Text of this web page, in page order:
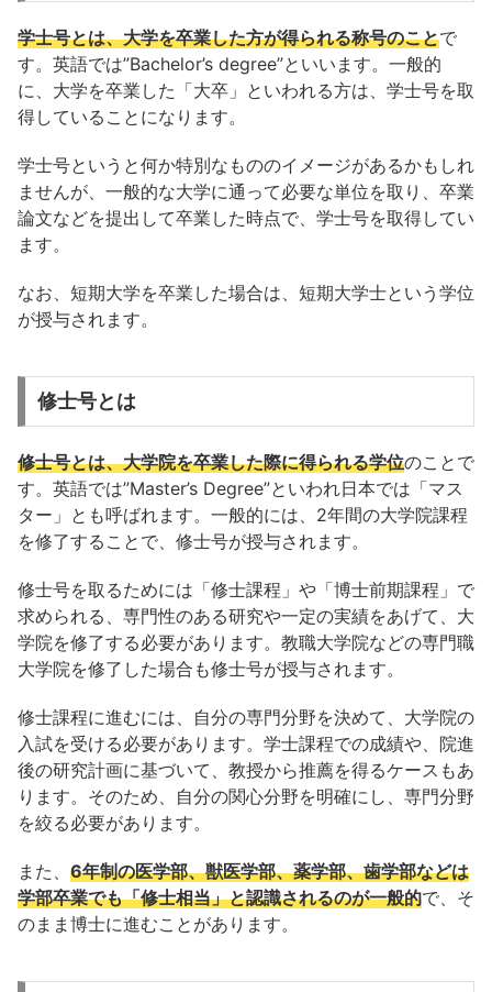
学士号とは、大学を卒業した方が得られる称号のことで
す。英語では”Bachelor’s degree”といいます。一般的
に、大学を卒業した「大卒」といわれる方は、学士号を取
得していることになります。
学士号というと何か特別なもののイメージがあるかもしれ
ませんが、一般的な大学に通って必要な単位を取り、卒業
論文などを提出して卒業した時点で、学士号を取得してい
ます。
なお、短期大学を卒業した場合は、短期大学士という学位
が授与されます。
修士号とは
修士号とは、大学院を卒業した際に得られる学位のことで
す。英語では”Master’s Degree”といわれ日本では「マス
ター」とも呼ばれます。一般的には、2年間の大学院課程
を修了することで、修士号が授与されます。
修士号を取るためには「修士課程」や「博士前期課程」で
求められる、専門性のある研究や一定の実績をあげて、大
学院を修了する必要があります。教職大学院などの専門職
大学院を修了した場合も修士号が授与されます。
修士課程に進むには、自分の専門分野を決めて、大学院の
入試を受ける必要があります。学士課程での成績や、院進
後の研究計画に基づいて、教授から推薦を得るケースもあ
ります。そのため、自分の関心分野を明確にし、専門分野
を絞る必要があります。
また、 6年制の医学部、獣医学部、薬学部、歯学部などは
学部卒業でも「修士相当」と認識されるのが一般的で、そ
のまま博士に進むことがあります。